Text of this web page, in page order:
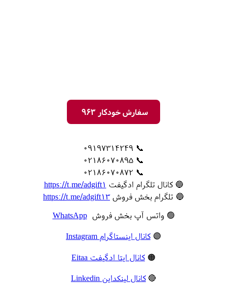
سفارش خودکار 963
📞 09197314249
📞 02186070895
📞 02186070872
🔵 کانال تلگرام ادگیفت https://t.me/adgift1
🔵 تلگرام بخش فروش https://t.me/adgift13
🟢 واتس آپ بخش فروشWhatsApp
🟣 کانال اینستاگرام Instagram
🟠 کانال ایتا ادگیفت Eitaa
🔴 کانال لینکداین Linkedin